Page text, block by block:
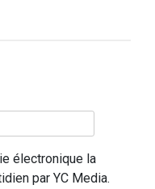
électronique la
par YC Media.